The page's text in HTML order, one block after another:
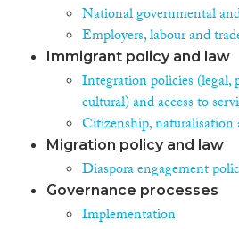
National governmental
Employers, labour and
Immigrant policy and law
Integration policies (legal,
cultural) and access to
Citizenship, naturalisation
Migration policy and law
Diaspora engagement
Governance processes
Implementation